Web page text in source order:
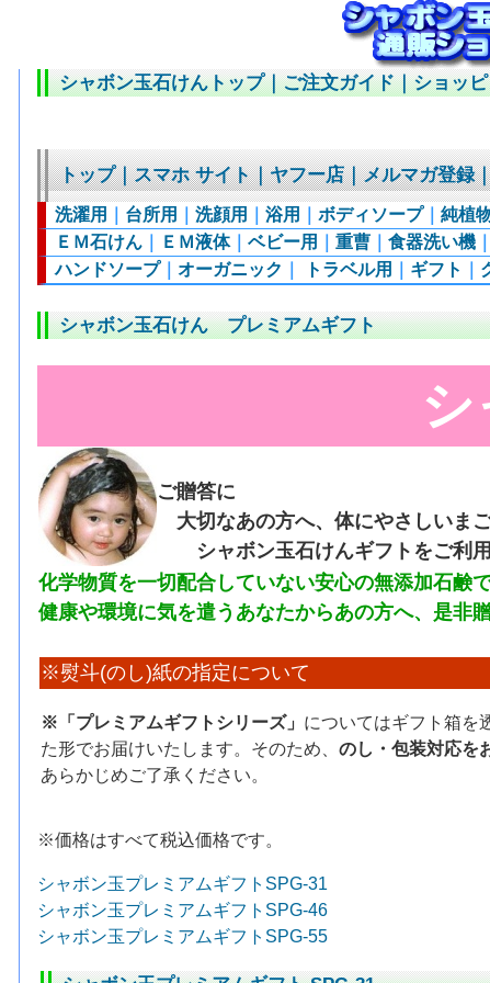
シャボン玉石けんトップ｜ご注文ガイド｜ショッ
トップ｜スマホ サイト｜ヤフー店｜メルマガ登録
洗濯用 台所用 洗顔用 浴用 ボディソープ｜ 純植
ＥＭ石けん｜ ＥＭ液体｜ ベビー用 重曹｜ 食器洗い機｜
ハンドソープ｜ オーガニック トラベル用 ギフト
シャボン玉石けん プレミアムギフト
ご贈答に
大切なあの方へ、体にやさしいまご
シャボン玉石けんギフトをご利用
化学物質を一切配合していない安心の無添加石鹸で
健康や環境に気を遣うあなたからあの方へ、是非
※熨斗(のし)紙の指定について
※「プレミアムギフトシリーズ」 についてはギフト箱を
た形でお届けいたします。そのため、 のし・包装対応を
あらかじめご了承ください。
※価格はすべて税込価格です。
シャボン玉プレミアムギフトSPG-31
シャボン玉プレミアムギフトSPG-46
シャボン玉プレミアムギフトSPG-55